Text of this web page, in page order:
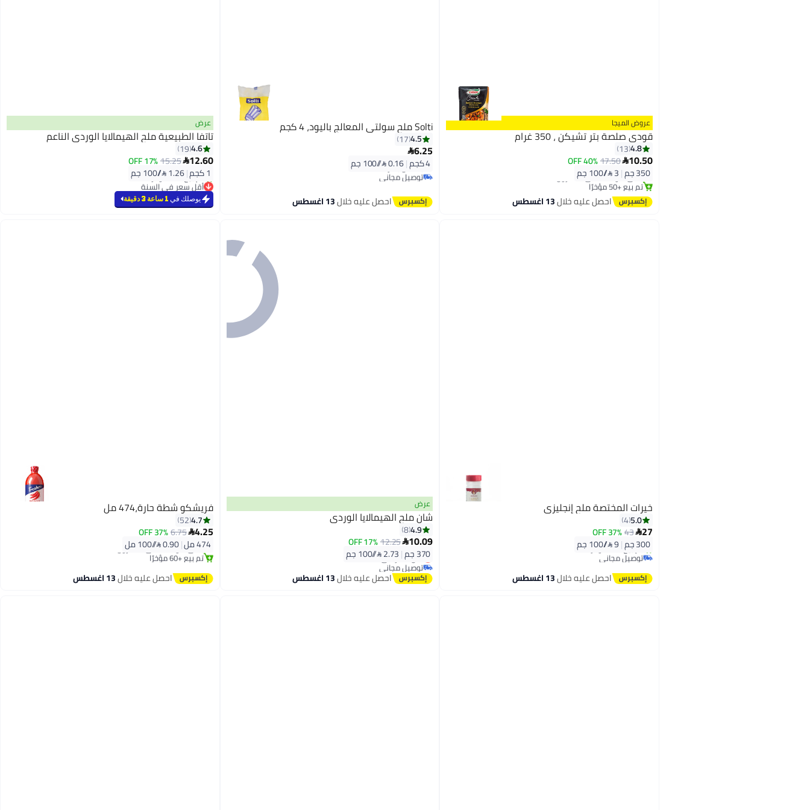
عروض الميجا
قودي صلصة بتر تشيكن ، 350 غرام
4.8
13
10.50
17.50
40% OFF
350 جم |
توصيل مجاني
باقي 2 وحدات في المخزون
تم بيع +50 مؤخرًا
توصيل مجانياحصل عليه خلال13 اغسطس
Solti ملح سولتي المعالج باليود، 4 كجم
4.5
17
6.25
4 كجم |
توصيل مجاني
بتخلّص بسرعة
توصيل مجانياحصل عليه خلال13 اغسطس
عرض
تاتفا الطبيعية ملح الهيمالايا الوردي الناعم
4.6
19
12.60
15.25
17% OFF
1 كجم |1.26 /⁨/100 جم⁩
أقل سعر في السنة
تم بيع +40 مؤخرًا
أقل سعر في السنة
يوصلك في 1 ساعة 3 دقيقة
خيرات المختصة ملح إنجليزي
5.0
4
27
43
37% OFF
300 جم |
توصيل مجاني
تم بيع +10 مؤخرًا
توصيل مجانياحصل عليه خلال13 اغسطس
عرض
شان ملح الهيمالايا الوردي
4.9
8
10.09
12.25
17% OFF
370 جم | #5 في الملح
أقل سعر في السنة
توصيل مجاني
#5 في الملح احصل عليه خلال13 اغسطس
فريشكو شطة حارة،474 مل
4.7
52
4.25
6.75
37% OFF
474 مل |0.90 /⁨/100 مل⁩
توصيل مجاني
باقي 1 وحدات في المخزون
تم بيع +60 مؤخرًا
توصيل مجاني
احصل عليه خلال13 اغسطس